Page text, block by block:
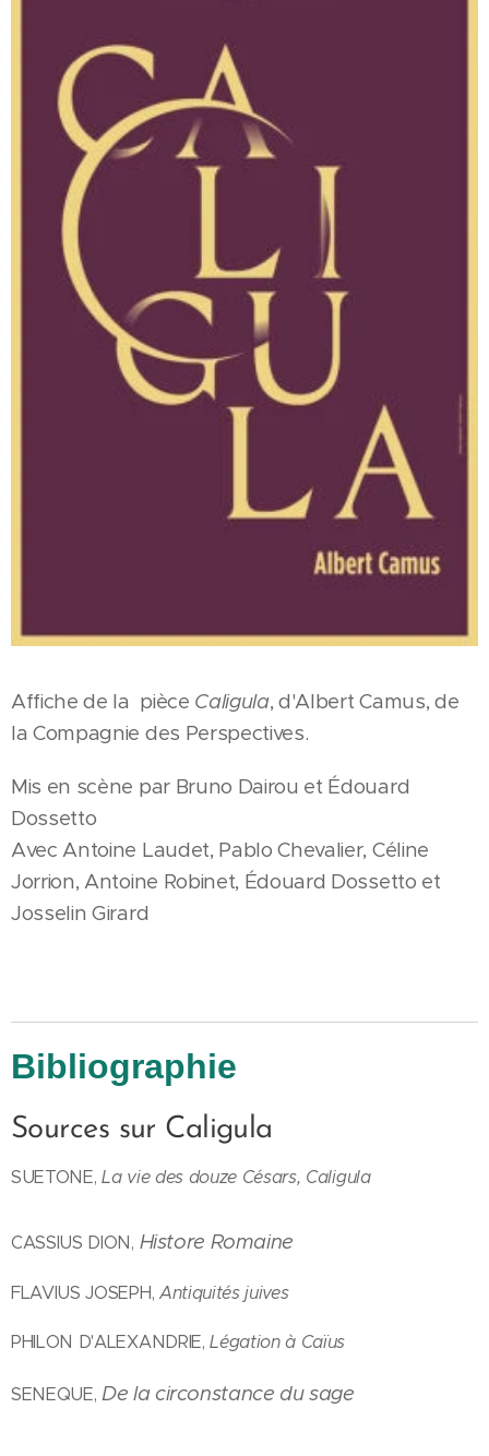
Affiche de la pièce Caligula, d'Albert Camus, de
la Compagnie des Perspectives.
Mis en scène par Bruno Dairou et Édouard
Dossetto
Avec Antoine Laudet, Pablo Chevalier, Céline
Jorrion, Antoine Robinet, Édouard Dossetto et
Josselin Girard
Bibliographie
Sources sur Caligula
SUETONE,La vie des douze Césars, Caligula
CASSIUS DION, Histore Romaine
FLAVIUS JOSEPH, Antiquités juives
PHILON D'ALEXANDRIE,Légation à Caïus
SENEQUE, De la circonstance du sage